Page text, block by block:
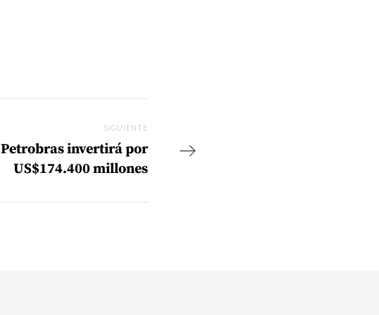
SIGUIENTE
Petrobras invertirá por
US$174.400 millones